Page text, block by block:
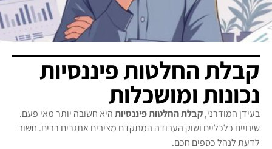
קבלת החלטות פיננסיות
נכונות ומושכלות
בעידן המודרני,קבלת החלטות פיננסיותהיא חשובה יותר מאי פעם.
שינויים כלכליים ושוק העבודה המתקדם מציבים אתגרים רבים. חשוב
לדעת לנהל כספים חכם.